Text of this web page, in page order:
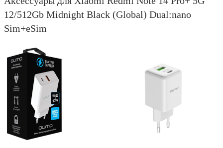
12/512Gb Midnight Black (Global) Dual:nano
Sim+eSim